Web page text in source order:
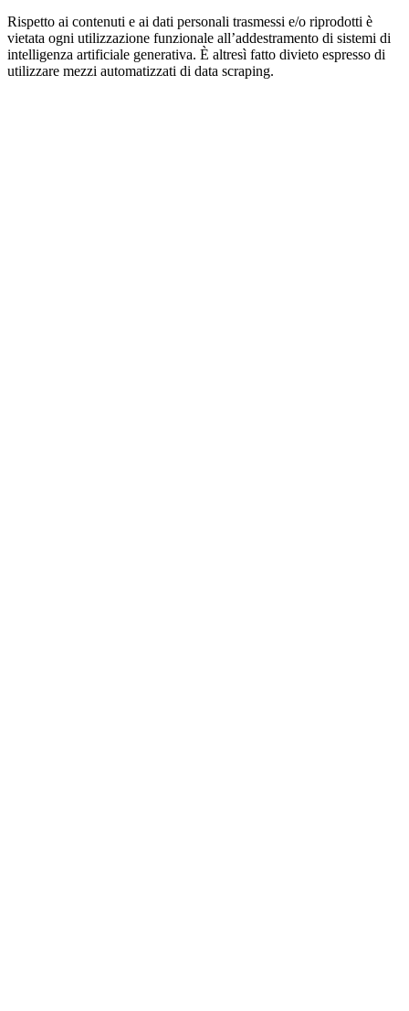
Rispetto ai contenuti e ai dati personali trasmessi e/o riprodotti è
vietata ogni utilizzazione funzionale all’addestramento di sistemi di
intelligenza artificiale generativa. È altresì fatto divieto espresso di
utilizzare mezzi automatizzati di data scraping.